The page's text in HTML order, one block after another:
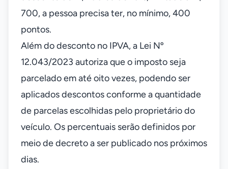
700, a pessoa precisa ter, no mínimo, 400
pontos.
Além do desconto no IPVA, a Lei Nº
12.043/2023 autoriza que o imposto seja
parcelado em até oito vezes, podendo ser
aplicados descontos conforme a quantidade
de parcelas escolhidas pelo proprietário do
veículo. Os percentuais serão definidos por
meio de decreto a ser publicado nos próximos
dias.